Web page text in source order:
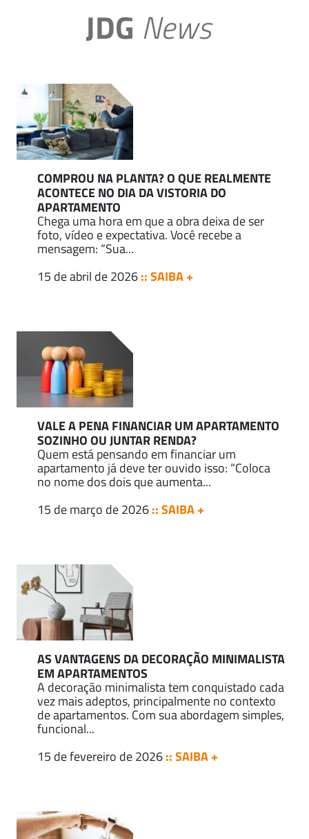
JDG News
COMPROU NA PLANTA? O QUE REALMENTE
ACONTECE NO DIA DA VISTORIA DO
APARTAMENTO
Chega uma hora em que a obra deixa de ser
foto, vídeo e expectativa. Você recebe a
mensagem: “Sua...
15 de abril de 2026:: SAIBA +
VALE A PENA FINANCIAR UM APARTAMENTO
SOZINHO OU JUNTAR RENDA?
Quem está pensando em financiar um
apartamento já deve ter ouvido isso: “Coloca
no nome dos dois que aumenta...
15 de março de 2026:: SAIBA +
AS VANTAGENS DA DECORAÇÃO MINIMALISTA
EM APARTAMENTOS
A decoração minimalista tem conquistado cada
vez mais adeptos, principalmente no contexto
de apartamentos. Com sua abordagem simples,
funcional...
15 de fevereiro de 2026:: SAIBA +